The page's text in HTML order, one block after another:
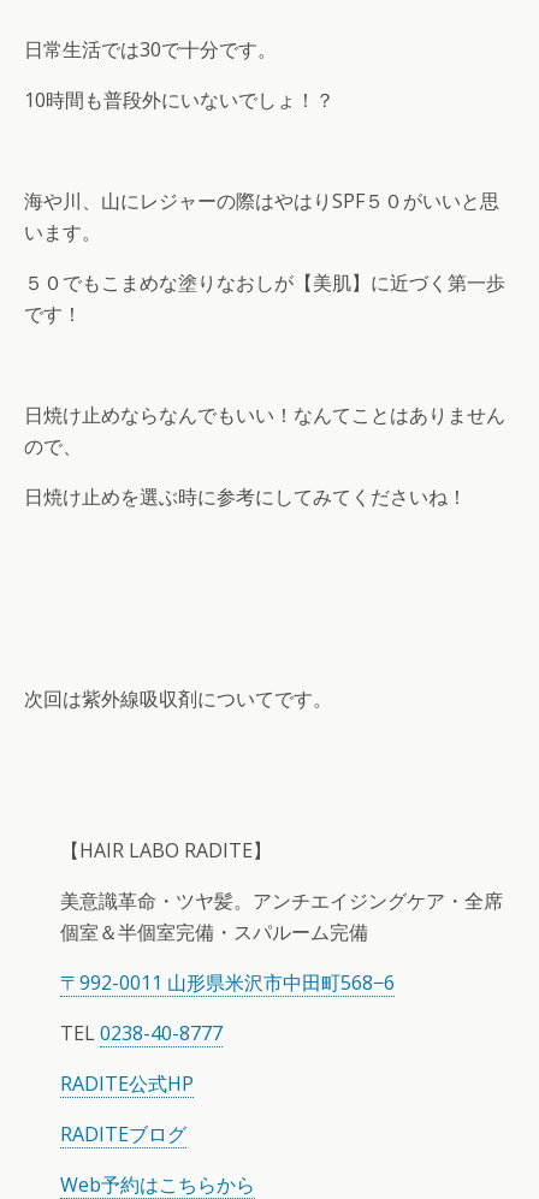
日常生活では30で十分です。
10時間も普段外にいないでしょ！？
海や川、山にレジャーの際はやはりSPF５０がいいと思
います。
５０でもこまめな塗りなおしが【美肌】に近づく第一歩
です！
日焼け止めならなんでもいい！なんてことはありません
ので、
日焼け止めを選ぶ時に参考にしてみてくださいね！
次回は紫外線吸収剤についてです。
【HAIR LABO RADITE】
美意識革命・ツヤ髪。アンチエイジングケア・全席
個室＆半個室完備・スパルーム完備
〒992-0011 山形県米沢市中田町568−6
TEL0238-40-8777
RADITE公式HP
RADITEブログ
Web予約はこちらから